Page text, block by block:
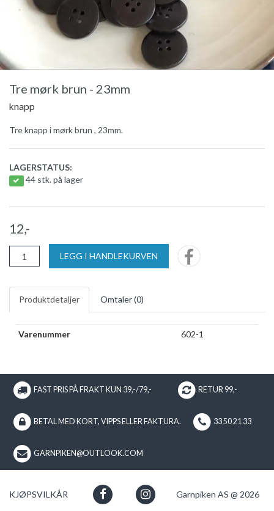
Tre mørk brun - 23mm
knapp
Tre knapp i mørk brun , 23mm.
LAGERSTATUS:
44 stk. på lager
12,-
LEGG I HANDLEKURVEN
Produktdetaljer Omtaler (0)
Varenummer 602-1
FAST PRIS PÅ FRAKT KUN 39,-/79,- RETUR 99,-
BETAL MED KORT, VIPPS ELLER FAKTURA. 33 50 21 33
GARNPIKEN@OUTLOOK.COM
KJØPSVILKÅR Garnpiken AS @ 2026